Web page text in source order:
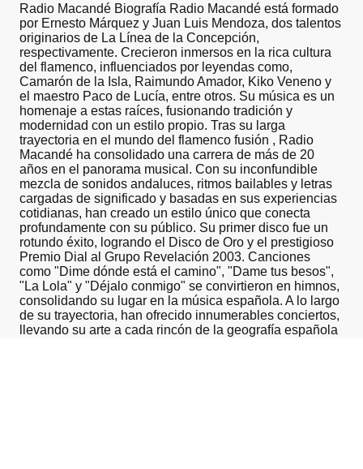
Radio Macandé Biografía Radio Macandé está formado
por Ernesto Márquez y Juan Luis Mendoza, dos talentos
originarios de La Línea de la Concepción,
respectivamente. Crecieron inmersos en la rica cultura
del flamenco, influenciados por leyendas como,
Camarón de la Isla, Raimundo Amador, Kiko Veneno y
el maestro Paco de Lucía, entre otros. Su música es un
homenaje a estas raíces, fusionando tradición y
modernidad con un estilo propio. Tras su larga
trayectoria en el mundo del flamenco fusión , Radio
Macandé ha consolidado una carrera de más de 20
años en el panorama musical. Con su inconfundible
mezcla de sonidos andaluces, ritmos bailables y letras
cargadas de significado y basadas en sus experiencias
cotidianas, han creado un estilo único que conecta
profundamente con su público. Su primer disco fue un
rotundo éxito, logrando el Disco de Oro y el prestigioso
Premio Dial al Grupo Revelación 2003. Canciones
como "Dime dónde está el camino", "Dame tus besos",
"La Lola" y "Déjalo conmigo" se convirtieron en himnos,
consolidando su lugar en la música española. A lo largo
de su trayectoria, han ofrecido innumerables conciertos,
llevando su arte a cada rincón de la geografía española